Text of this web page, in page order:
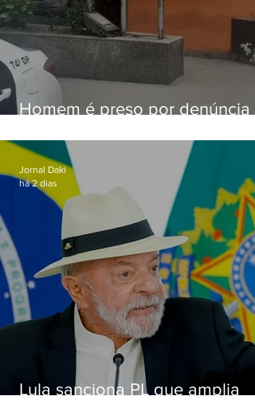
Homem é preso por denúncia
Alcântara
Lula sanciona PL que amplia
Jornal Daki
há 2 dias